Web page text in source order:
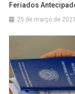
Feriados
25 de março de 2021